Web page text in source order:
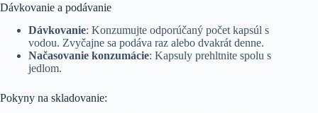
Dávkovanie a podávanie
Dávkovanie: Konzumujte odporúčaný počet kapsúl s
vodou. Zvyčajne sa podáva raz alebo dvakrát denne.
Načasovanie konzumácie: Kapsuly prehltnite spolu s
jedlom.
Pokyny na skladovanie: